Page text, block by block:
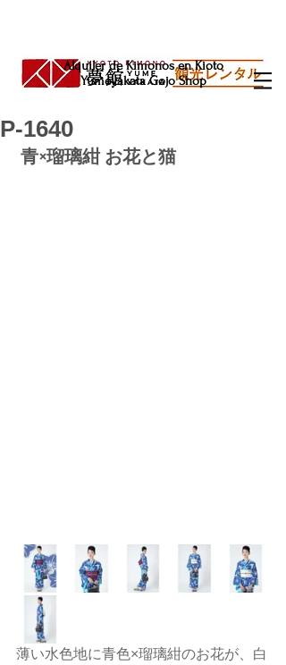
Alquiler de Kimonos en Kioto
Yumeyakata Gojo Shop
P-1640
青×瑠璃紺 お花と猫
薄い水色地に青色×瑠璃紺のお花が、白